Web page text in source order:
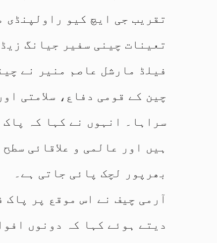
تقریب جی ایچ کیو راولپنڈی
تعینات چینی سفیر جیانگ
فیلڈ مارشل عاصم منیر نے
چین کے قومی دفاع، سلامتی
سراہا۔ انہوں نے کہا کہ
ہیں اور عالمی و علاقائی
بھرپور لچک پائی جاتی ہے۔
آرمی چیف نے اس موقع پر پاک
دیتے ہوئے کہا کہ دونوں